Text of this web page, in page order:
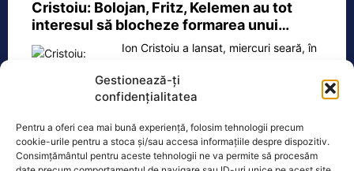
Gestionează-ți
confidențialitatea
Pentru a oferi cea mai bună experiență, folosim tehnologii precum
cookie-urile pentru a stoca și/sau accesa informațiile despre dispozitiv.
Consimțământul pentru aceste tehnologii ne va permite să procesăm
Cristoiu: Bolojan, Fritz, Kelemen au tot
interesul să blocheze formarea unui…
Ion Cristoiu a lansat, miercuri seară, în
la adresa lui Ilie Bolojan și